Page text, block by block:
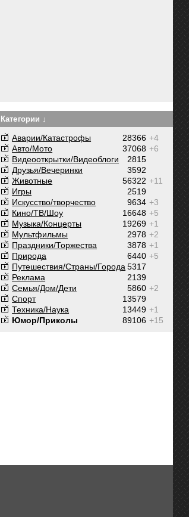
Категории ↓
+4
28366
Аварии/Катастрофы
+6
37068
Авто/Мото
2815
Видеооткрытки/Видеоблоги
3592
Друзья/Вечеринки
+11
56322
Животные
2519
Игры
+3
9634
Искусство/творчество
+5
16648
Кино/ТВ/Шоу
+1
19269
Музыка/Концерты
+2
2978
Мультфильмы
+1
3878
Праздники/Торжества
+5
6440
Природа
5317
Путешествия/Cтраны/Города
2139
Реклама
+2
5860
Семья/Дом/Дети
13579
Спорт
+1
13449
Техника/Наука
+15
89106
Юмор/Приколы